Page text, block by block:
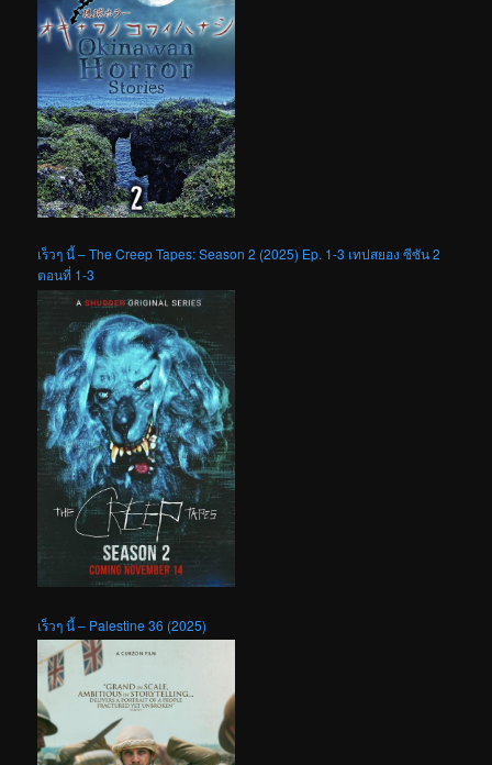
เร็วๆ นี้ – The Creep Tapes: Season 2 (2025) Ep. 1-3 เทปสยอง ซีซัน 2
ตอนที่ 1-3
เร็วๆ นี้ – Palestine 36 (2025)